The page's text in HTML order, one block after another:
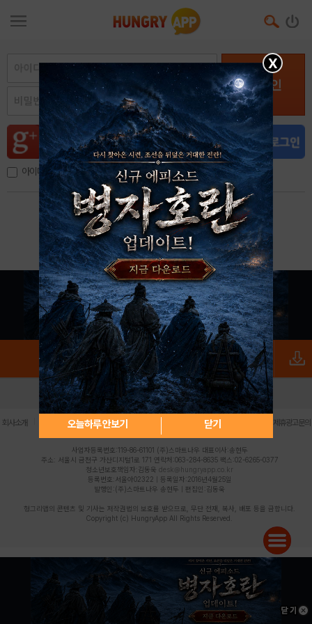
로그인
아이디, 이메일 저장
아이디 / 비밀번호 찾기 회원가입
X
오늘하루 안보기 닫기
로그인 PC버전 전체앱
회사소개 | 개인정보 처리방침 불법촬영물 신고센터 제휴광고문의
사업자등록번호:119-86-61101 (주)스마트나우 대표이사:송현두
주소: 서울시 금천구 가산디지털1로 171 연락처:063-284-8635 팩스:02-6265-0377
청소년보호책임자:김동욱 desk@hungryapp.co.kr
등록번호:서울아02322 | 등록일자:2016년4월25일
발행인:(주)스마트나우 송현두 | 편집인:김동욱
헝그리앱의 콘텐츠 및 기사는 저작권법의 보호를 받으므로, 무단 전재, 복사, 배포 등을 금합니다.
Copyright (c) HungryApp All Rights Reserved.